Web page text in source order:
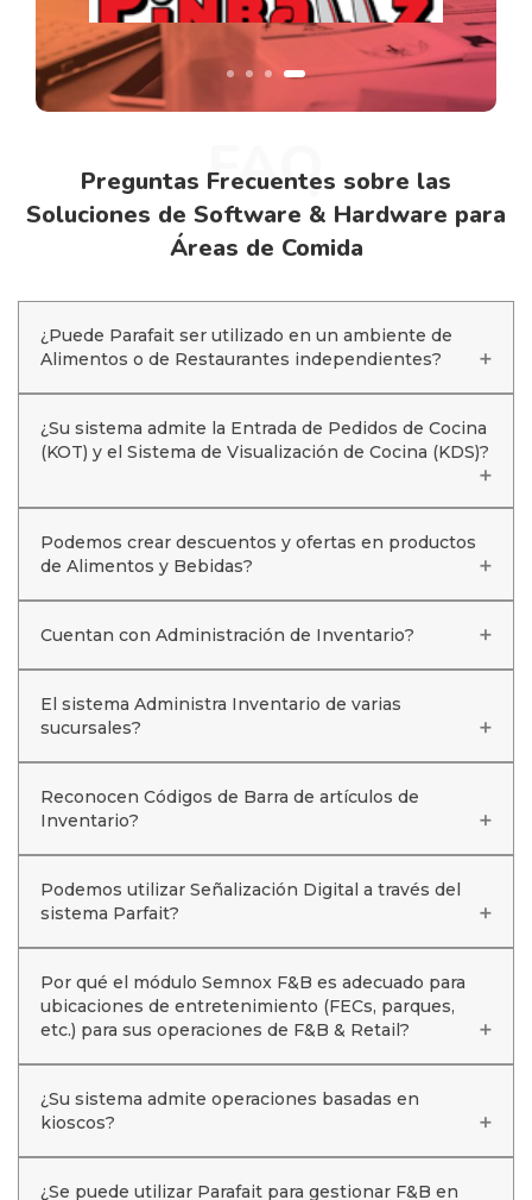
FAQ
Preguntas Frecuentes sobre las
Soluciones de Software & Hardware para
Áreas de Comida
¿Puede Parafait ser utilizado en un ambiente de
Alimentos o de Restaurantes independientes?
¿Su sistema admite la Entrada de Pedidos de Cocina
(KOT) y el Sistema de Visualización de Cocina (KDS)?
Podemos crear descuentos y ofertas en productos
de Alimentos y Bebidas?
Cuentan con Administración de Inventario?
El sistema Administra Inventario de varias
sucursales?
Reconocen Códigos de Barra de artículos de
Inventario?
Podemos utilizar Señalización Digital a través del
sistema Parfait?
Por qué el módulo Semnox F&B es adecuado para
ubicaciones de entretenimiento (FECs, parques,
etc.) para sus operaciones de F&B & Retail?
¿Su sistema admite operaciones basadas en
kioscos?
¿Se puede utilizar Parafait para gestionar F&B en